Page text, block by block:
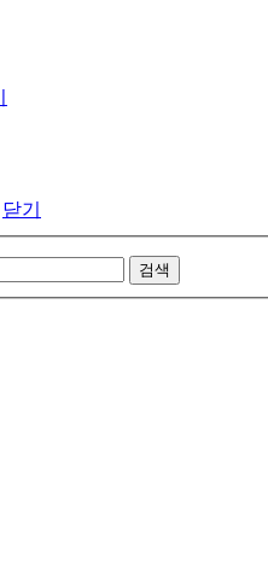
닫기
검색